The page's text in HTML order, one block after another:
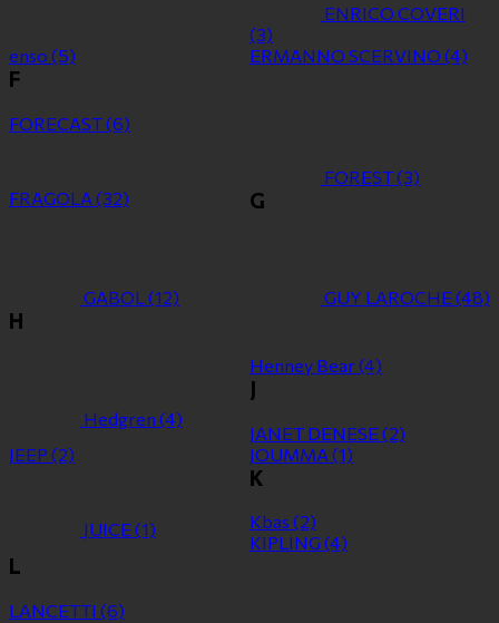
ENRICO COVERI
(3)
enso (5) ERMANNO SCERVINO (4)
F
FORECAST(6)
FOREST(3)
FRAGOLA (32) G
GABOL(12) GUY LAROCHE (48)
H
Hedgren (4)
Henney Bear(4)
J
JANET DENESE (2)
JEEP (2) JOUMMA (1)
JUICE (1)
K
Kbas (2)
KIPLING (4)
L
LANCETTI (6)